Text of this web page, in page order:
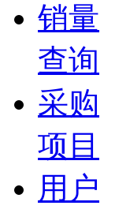
销量
查询
采购
项目
用户